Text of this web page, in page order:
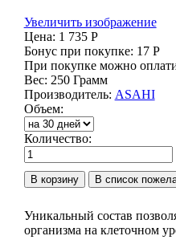
Увеличить изображение
Цена: 1 735 Р
Бонус при покупке: 17 Р
При покупке можно
Вес: 250 Грамм
Производитель: ASAHI
Объем:
Количество:
В корзину
Уникальный состав
организма на клеточном